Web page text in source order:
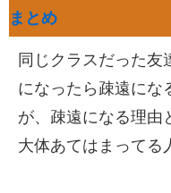
まとめ
同じクラスだった友
になったら疎遠にな
が、疎遠になる理由
大体あてはまってる